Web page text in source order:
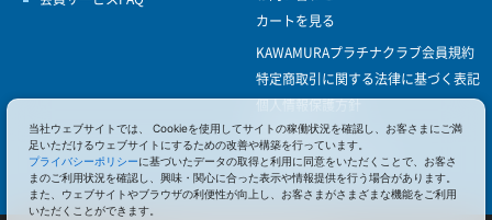
カートを見る
KAWAMURAプラチナクラブ会員規約
特定商取引に関する法律に基づく表記
個人情報保護方針
ISO9001
健康経営優良法人認定
当社ウェブサイトでは、 Cookieを使用してサイトの稼働状況を確認し、お客さまにご満
足いただけるウェブサイトにするための改善や構築を行っています。
プライバシーポリシーに基づいたデータの取得と利用に同意をいただくことで、お客さ
まのご利用状況を確認し、興味・関心に合った表示や情報提供を行う場合があります。
また、ウェブサイトやブラウザの利便性が向上し、お客さまがさまざまな機能をご利用
いただくことができます。